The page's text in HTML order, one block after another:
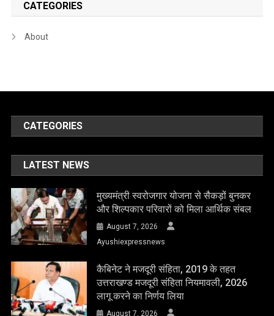
CATEGORIES
About
CATEGORIES
LATEST NEWS
मुख्यमंत्री स्वरोजगार योजना से सैकड़ों बुनकर
और शिल्पकार परिवारों को मिला आर्थिक संबल
August 7, 2026
Ayushiexpressnews
कैबिनेट ने मजदूरी संहिता, 2019 के तहत
उत्तराखण्ड मजदूरी संहिता नियमावली, 2026
लागू करने का निर्णय लिया
August 7, 2026